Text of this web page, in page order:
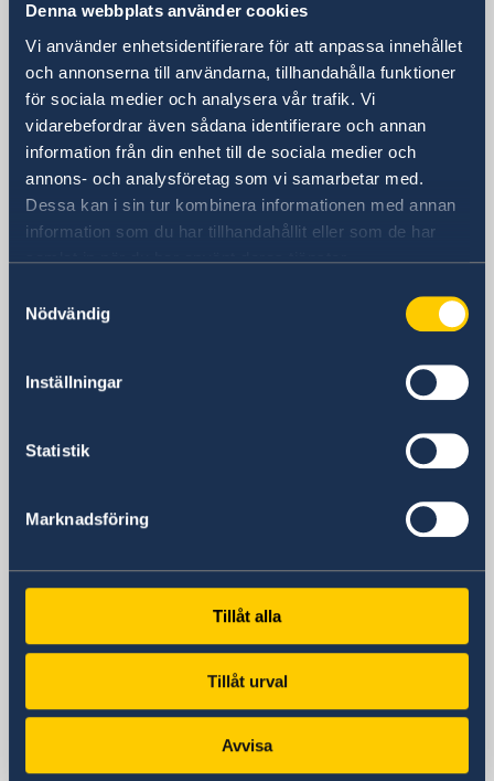
Denna webbplats använder cookies
Vi använder enhetsidentifierare för att anpassa innehållet
och annonserna till användarna, tillhandahålla funktioner
för sociala medier och analysera vår trafik. Vi
vidarebefordrar även sådana identifierare och annan
information från din enhet till de sociala medier och
annons- och analysföretag som vi samarbetar med.
Dessa kan i sin tur kombinera informationen med annan
information som du har tillhandahållit eller som de har
samlat in när du har använt deras tjänster.
Nödvändig
Inställningar
Statistik
Marknadsföring
Tillåt alla
Tillåt urval
Avvisa
Huangpu, Shanghai
Metro: South Huangpi Road (utgång 1)
Postadress
Sveriges generalkonsulat i Shanghai
1521-1541 Shanghai Central Plaza
381 Huaihai Road (Middle)
Shanghai 200020
Kina
Telefonnummer
Allmänna förfrågningar
Visum- och migrationsfrågor
Fax
Allmänna förfrågningar
Visum- och migrationsfrågor
generalkonsulat.shanghai-visum@gov.se
Social media
Ambassaden i Peking